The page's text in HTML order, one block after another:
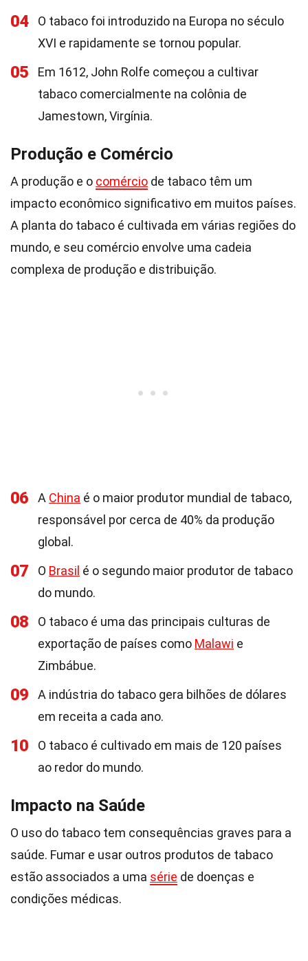
04
O tabaco foi introduzido na Europa no século
XVI e rapidamente se tornou popular.
05
Em 1612, John Rolfe começou a cultivar
tabaco comercialmente na colônia de
Jamestown, Virgínia.
Produção e Comércio
A produção e o comércio de tabaco têm um
impacto econômico significativo em muitos países.
A planta do tabaco é cultivada em várias regiões do
mundo, e seu comércio envolve uma cadeia
complexa de produção e distribuição.
06 A China é o maior produtor mundial de tabaco,
responsável por cerca de 40% da produção
global.
07 O Brasil é o segundo maior produtor de tabaco
do mundo.
08
O tabaco é uma das principais culturas de
exportação de países como Malawi e
Zimbábue.
09
A indústria do tabaco gera bilhões de dólares
em receita a cada ano.
10
O tabaco é cultivado em mais de 120 países
ao redor do mundo.
Impacto na Saúde
O uso do tabaco tem consequências graves para a
saúde. Fumar e usar outros produtos de tabaco
estão associados a uma série de doenças e
condições médicas.